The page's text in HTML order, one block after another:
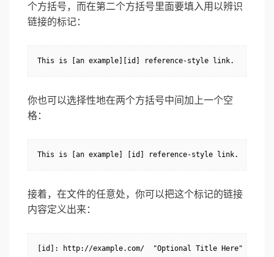
个方括号，而在第二个方括号里面要填入用以辨识
链接的标记：
This is [an example][id] reference-style link.
你也可以选择性地在两个方括号中间加上一个空
格：
This is [an example] [id] reference-style link.
接着，在文件的任意处，你可以把这个标记的链接
内容定义出来：
[id]: http://example.com/  "Optional Title Here"